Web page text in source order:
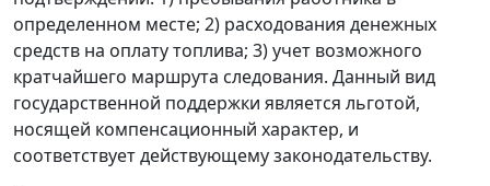
определенном месте; 2) расходования денежных
средств на оплату топлива; 3) учет возможного
кратчайшего маршрута следования. Данный вид
государственной поддержки является льготой,
носящей компенсационный характер, и
соответствует действующему законодательству.